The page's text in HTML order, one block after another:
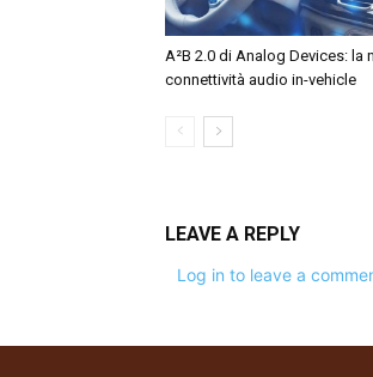
A²B 2.0 di Analog Devices: la
connettività audio in-vehicle
LEAVE A REPLY
Log in to leave a